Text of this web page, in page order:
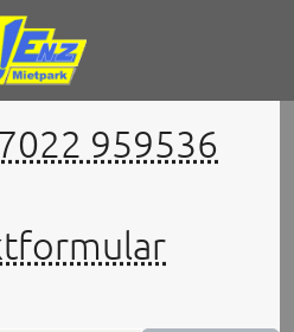
959536